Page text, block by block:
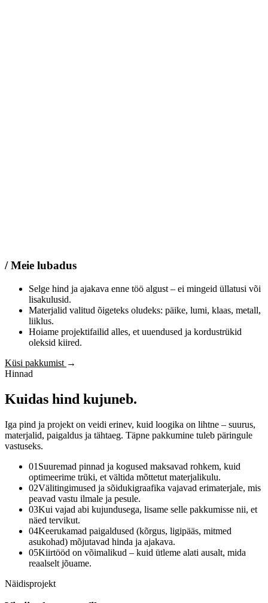
/ Meie lubadus
Selge hind ja ajakava enne töö algust – ei mingeid üllatusi või
lisakulusid.
Materjalid valitud õigeteks oludeks: päike, lumi, klaas, metall,
liiklus.
Hoiame projektifailid alles, et uuendused ja kordustrükid
oleksid kiired.
Küsi pakkumist →
Hinnad
Kuidas hind kujuneb.
Iga pind ja projekt on veidi erinev, kuid loogika on lihtne – suurus,
materjalid, paigaldus ja tähtaeg. Täpne pakkumine tuleb päringule
vastuseks.
01 Suuremad pinnad ja kogused maksavad rohkem, kuid
optimeerime trüki, et vältida mõttetut materjalikulu.
02Välitingimused ja sõidukigraafika vajavad erimaterjale, mis
peavad vastu ilmale ja pesule.
03Kui vajad abi kujundusega, lisame selle pakkumisse nii, et
näed tervikut.
04Keerukamad paigaldused (kõrgus, ligipääs, mitmed
asukohad) mõjutavad hinda ja ajakava.
05Kiirtööd on võimalikud – kuid ütleme alati ausalt, mida
reaalselt jõuame.
Näidisprojekt